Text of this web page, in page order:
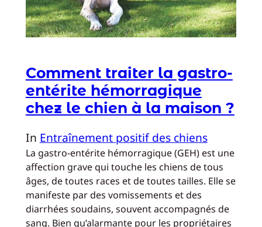
Comment traiter la gastro-
entérite hémorragique
chez le chien à la maison ?
In Entraînement positif des chiens
La gastro-entérite hémorragique (GEH) est une
affection grave qui touche les chiens de tous
âges, de toutes races et de toutes tailles. Elle se
manifeste par des vomissements et des
diarrhées soudains, souvent accompagnés de
sang. Bien qu’alarmante pour les propriétaires